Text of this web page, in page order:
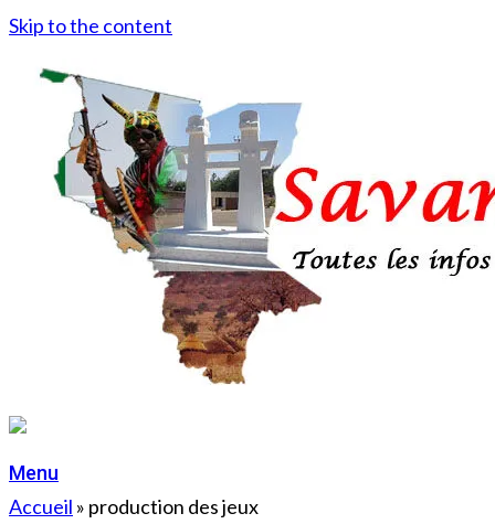
Skip to the content
Menu
Accueil » production des jeux